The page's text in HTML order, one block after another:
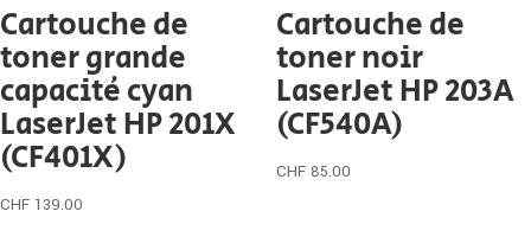
Cartouche de
toner grande
capacité cyan
LaserJet HP 201X
(CF401X)
CHF 139.00
Cartouche de
toner noir
LaserJet HP 203A
(CF540A)
CHF 85.00